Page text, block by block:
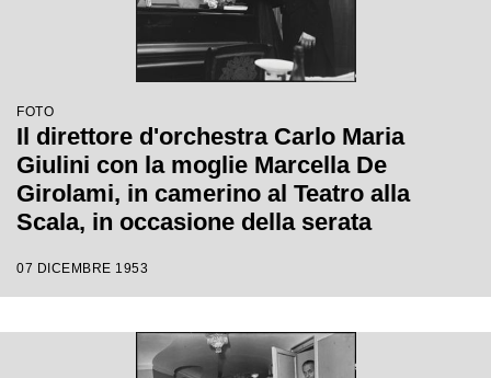
FOTO
Il direttore d'orchestra Carlo Maria
Giulini con la moglie Marcella De
Girolami, in camerino al Teatro alla
Scala, in occasione della serata
1954 con l'opera "La Wally", di Alfredo
e la direzione di Giulini stesso
07 DICEMBRE 1953